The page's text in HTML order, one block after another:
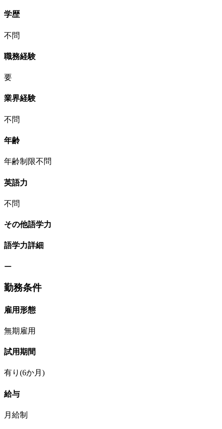
学歴
不問
職務経験
要
業界経験
不問
年齢
年齢制限不問
英語力
不問
その他語学力
語学力詳細
ー
勤務条件
雇用形態
無期雇用
試用期間
有り(6か月)
給与
月給制